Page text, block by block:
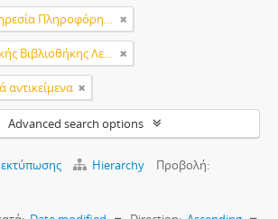
Βιβλιοθήκη και Υπηρεσία Πληροφόρησης Τεχνολογικού Πανεπιστημίου Κύπρου
Λειτουργία Δημοτικής Βιβλιοθήκης Λεμεσού
αντικείμενα
Advanced search options
Hierarchy Προβολή: